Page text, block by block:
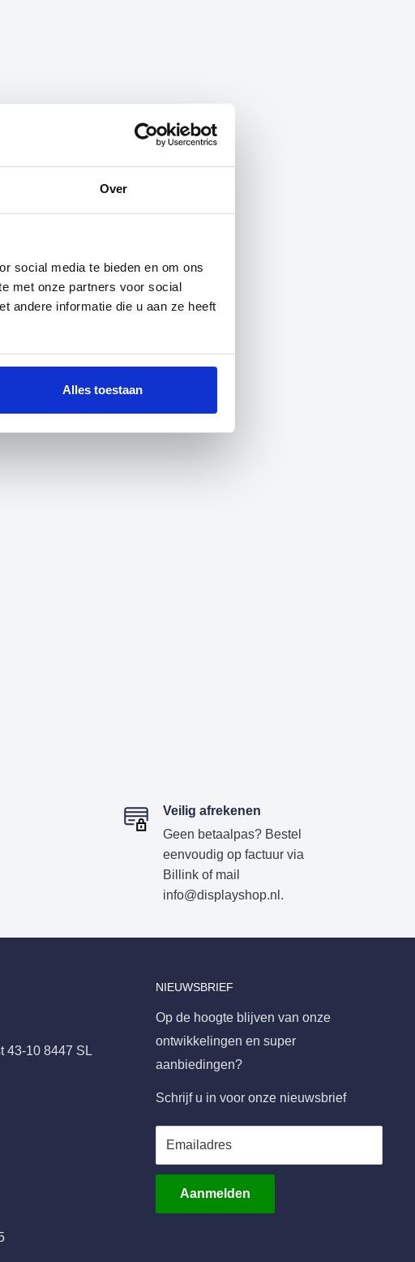
Over
social media te bieden en om ons
met onze partners voor social
andere informatie die u aan ze heeft
Alles toestaan
Veilig afrekenen
Geen betaalpas? Bestel
eenvoudig op factuur via
Billink of mail
info@displayshop.nl.
43-10 8447 SL
NIEUWSBRIEF
Op de hoogte blijven van onze
ontwikkelingen en super
aanbiedingen?
Schrijf u in voor onze nieuwsbrief
Emailadres
Aanmelden